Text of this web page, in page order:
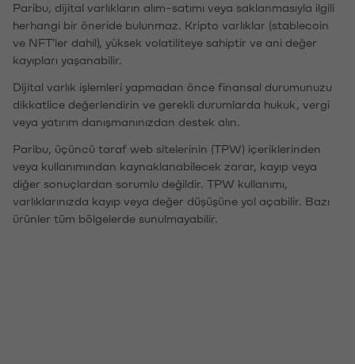
Paribu, dijital varlıkların alım-satımı veya saklanmasıyla ilgili
herhangi bir öneride bulunmaz. Kripto varlıklar (stablecoin
ve NFT'ler dahil), yüksek volatiliteye sahiptir ve ani değer
kayıpları yaşanabilir.
Dijital varlık işlemleri yapmadan önce finansal durumunuzu
dikkatlice değerlendirin ve gerekli durumlarda hukuk, vergi
veya yatırım danışmanınızdan destek alın.
Paribu, üçüncü taraf web sitelerinin (TPW) içeriklerinden
veya kullanımından kaynaklanabilecek zarar, kayıp veya
diğer sonuçlardan sorumlu değildir. TPW kullanımı,
varlıklarınızda kayıp veya değer düşüşüne yol açabilir. Bazı
ürünler tüm bölgelerde sunulmayabilir.